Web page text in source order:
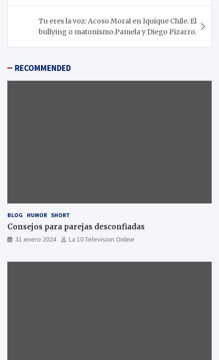
Tu eres la voz: Acoso Moral en Iquique Chile. El
bullying o matonismo.Pamela y Diego Pizarro.
RECOMMENDED
BLOG HUMOR SHORT
Consejos para parejas desconfiadas
31 enero 2024 La 10 Television Online